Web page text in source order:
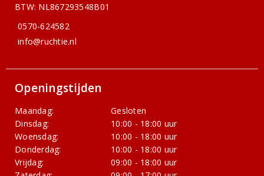
BTW: NL867293548B01
0570-624582
info@ruchtie.nl
Openingstijden
Maandag:
Gesloten
Dinsdag:
10:00 - 18:00 uur
Woensdag:
10:00 - 18:00 uur
Donderdag:
10:00 - 18:00 uur
Vrijdag:
09:00 - 18:00 uur